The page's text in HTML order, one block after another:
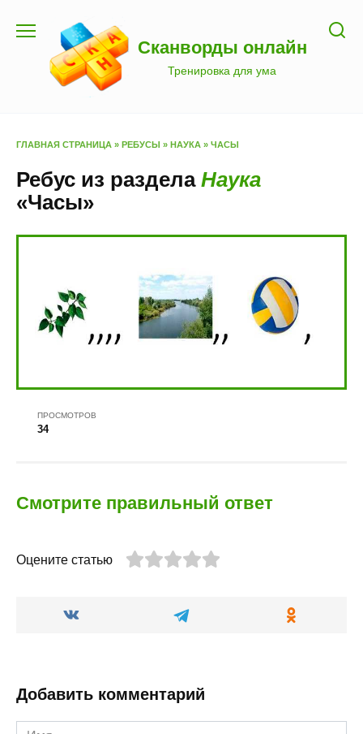
содержанию
Сканворды онлайн
Тренировка для ума
ГЛАВНАЯ СТРАНИЦА » РЕБУСЫ » НАУКА » ЧАСЫ
Ребус из раздела Наука
«Часы»
ПРОСМОТРОВ
34
Смотрите правильный ответ
Оцените статью
Добавить комментарий
Имя